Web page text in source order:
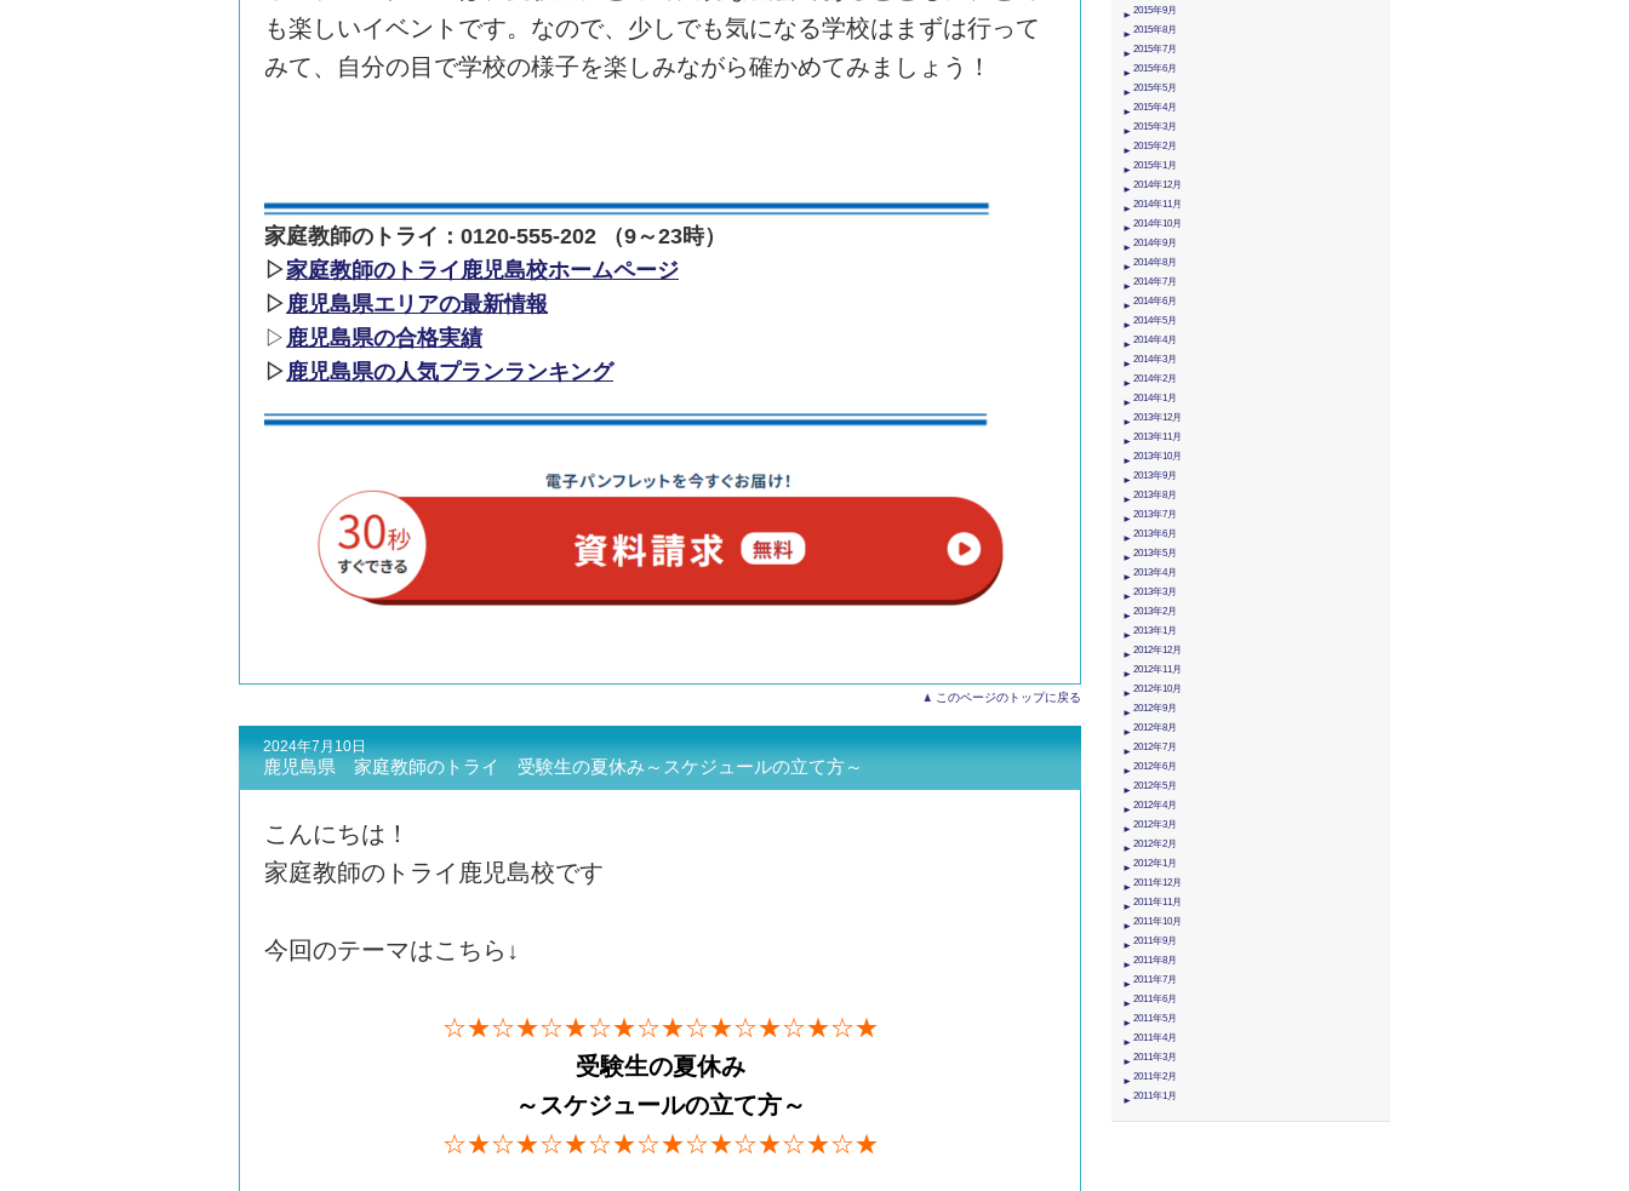
も楽しいイベントです。なので、少しでも気になる学校はまずは行って
みて、自分の目で学校の様子を楽しみながら確かめてみましょう！
家庭教師のトライ：0120-555-202 （9～23時）
▷家庭教師のトライ鹿児島校ホームページ
▷鹿児島県エリアの最新情報
▷ 鹿児島県の合格実績
▷鹿児島県の人気プランランキング
このページのトップに戻る
2024年7月10日
鹿児島県 家庭教師のトライ 受験生の夏休み～スケジュールの立て方～
こんにちは！
家庭教師のトライ鹿児島校です
今回のテーマはこちら↓
☆★☆★☆★☆★☆★☆★☆★☆★☆★
受験生の夏休み
～スケジュールの立て方～
☆★☆★☆★☆★☆★☆★☆★☆★☆★
2015年9月
2015年8月
2015年7月
2015年6月
2015年5月
2015年4月
2015年3月
2015年2月
2015年1月
2014年12月
2014年11月
2014年10月
2014年9月
2014年8月
2014年7月
2014年6月
2014年5月
2014年4月
2014年3月
2014年2月
2014年1月
2013年12月
2013年11月
2013年10月
2013年9月
2013年8月
2013年7月
2013年6月
2013年5月
2013年4月
2013年3月
2013年2月
2013年1月
2012年12月
2012年11月
2012年10月
2012年9月
2012年8月
2012年7月
2012年6月
2012年5月
2012年4月
2012年3月
2012年2月
2012年1月
2011年12月
2011年11月
2011年10月
2011年9月
2011年8月
2011年7月
2011年6月
2011年5月
2011年4月
2011年3月
2011年2月
2011年1月